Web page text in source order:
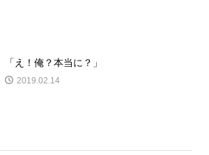
「え！俺？本当に？」
2019.02.14